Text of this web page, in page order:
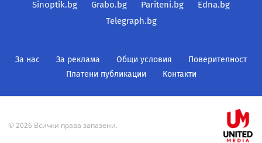
Sinoptik.bg
Grabo.bg Pariteni.bg
Edna.bg
Telegraph.bg
За нас За реклама Общи условия
Поверителност
Платени публикации
Контакти
© 2026 Всички права запазени.